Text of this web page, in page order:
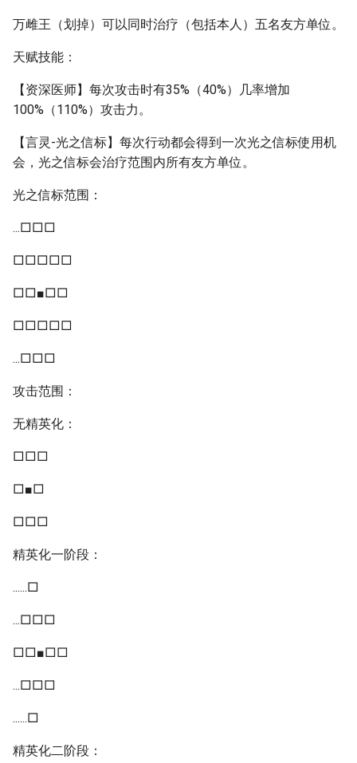
万雌王（划掉）可以同时治疗（包括本人）五名友方单位。
天赋技能：
【资深医师】每次攻击时有35%（40%）几率增加
100%（110%）攻击力。
【言灵-光之信标】每次行动都会得到一次光之信标使用机
会，光之信标会治疗范围内所有友方单位。
光之信标范围：
...□□□
□□□□□
□□■□□
□□□□□
...□□□
攻击范围：
无精英化：
□□□
□■□
□□□
精英化一阶段：
......□
...□□□
□□■□□
...□□□
......□
精英化二阶段：